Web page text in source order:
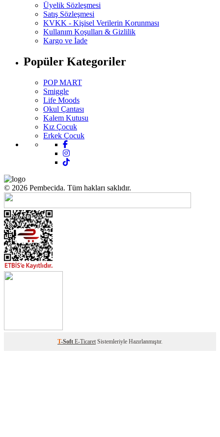
Üyelik Sözleşmesi
Satış Sözleşmesi
KVKK - Kişisel Verilerin Korunması
Kullanım Koşulları & Gizlilik
Kargo ve İade
Popüler Kategoriler
POP MART
Smiggle
Life Moods
Okul Çantası
Kalem Kutusu
Kız Çocuk
Erkek Çocuk
© 2026 Pembecida. Tüm hakları saklıdır.
T-Soft E-Ticaret Sistemleriyle Hazırlanmıştır.